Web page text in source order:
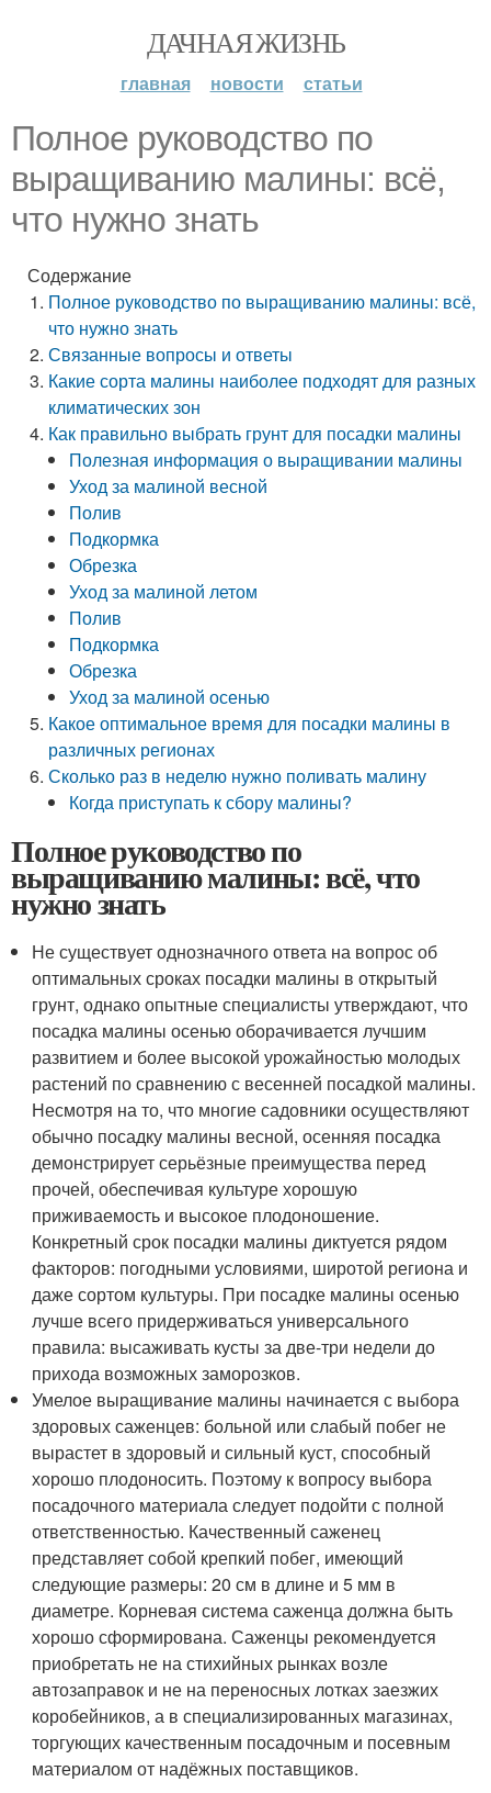
ДАЧНАЯ ЖИЗНЬ
главная новости статьи
Полное руководство по
выращиванию малины: всё,
что нужно знать
Содержание
Полное руководство по выращиванию малины: всё,
что нужно знать
Связанные вопросы и ответы
Какие сорта малины наиболее подходят для разных
климатических зон
Как правильно выбрать грунт для посадки малины
Полезная информация о выращивании малины
Уход за малиной весной
Полив
Подкормка
Обрезка
Уход за малиной летом
Полив
Подкормка
Обрезка
Уход за малиной осенью
Какое оптимальное время для посадки малины в
различных регионах
Сколько раз в неделю нужно поливать малину
Когда приступать к сбору малины?
Полное руководство по
выращиванию малины: всё, что
нужно знать
Не существует однозначного ответа на вопрос об
оптимальных сроках посадки малины в открытый
грунт, однако опытные специалисты утверждают, что
посадка малины осенью оборачивается лучшим
развитием и более высокой урожайностью молодых
растений по сравнению с весенней посадкой малины.
Несмотря на то, что многие садовники осуществляют
обычно посадку малины весной, осенняя посадка
демонстрирует серьёзные преимущества перед
прочей, обеспечивая культуре хорошую
приживаемость и высокое плодоношение.
Конкретный срок посадки малины диктуется рядом
факторов: погодными условиями, широтой региона и
даже сортом культуры. При посадке малины осенью
лучше всего придерживаться универсального
правила: высаживать кусты за две-три недели до
прихода возможных заморозков.
Умелое выращивание малины начинается с выбора
здоровых саженцев: больной или слабый побег не
вырастет в здоровый и сильный куст, способный
хорошо плодоносить. Поэтому к вопросу выбора
посадочного материала следует подойти с полной
ответственностью. Качественный саженец
представляет собой крепкий побег, имеющий
следующие размеры: 20 см в длине и 5 мм в
диаметре. Корневая система саженца должна быть
хорошо сформирована. Саженцы рекомендуется
приобретать не на стихийных рынках возле
автозаправок и не на переносных лотках заезжих
коробейников, а в специализированных магазинах,
торгующих качественным посадочным и посевным
материалом от надёжных поставщиков.